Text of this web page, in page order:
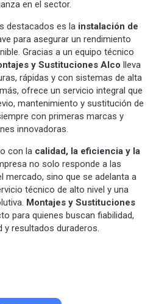
en el sector.
destacados es la instalación de
para asegurar un rendimiento
Gracias a un equipo técnico
y Sustituciones Alco lleva
rápidas y con sistemas de alta
ofrece un servicio integral que
mantenimiento y sustitución de
con primeras marcas y
innovadoras.
con la calidad, la eficiencia y la
no solo responde a las
mercado, sino que se adelanta a
técnico de alto nivel y una
Montajes y Sustituciones
para quienes buscan fiabilidad,
y resultados duraderos.